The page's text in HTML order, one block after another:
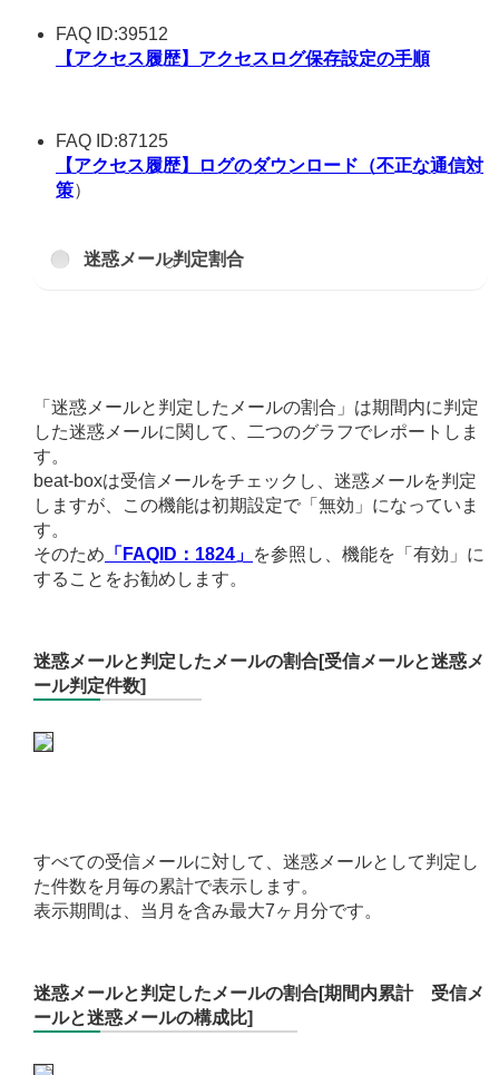
FAQ ID:39512
【アクセス履歴】アクセスログ保存設定の手順
FAQ ID:87125
【アクセス履歴】ログのダウンロード（不正な通信対
策）
迷惑メール判定割合
「迷惑メールと判定したメールの割合」は期間内に判定
した迷惑メールに関して、二つのグラフでレポートしま
す。
beat-boxは受信メールをチェックし、迷惑メールを判定
しますが、この機能は初期設定で「無効」になっていま
す。
そのため 「FAQID：1824」 を参照し、機能を「有効」に
することをお勧めします。
迷惑メールと判定したメールの割合[受信メールと迷惑メ
ール判定件数]
すべての受信メールに対して、迷惑メールとして判定し
た件数を月毎の累計で表示します。
表示期間は、当月を含み最大7ヶ月分です。
迷惑メールと判定したメールの割合[期間内累計 受信メ
ールと迷惑メールの構成比]